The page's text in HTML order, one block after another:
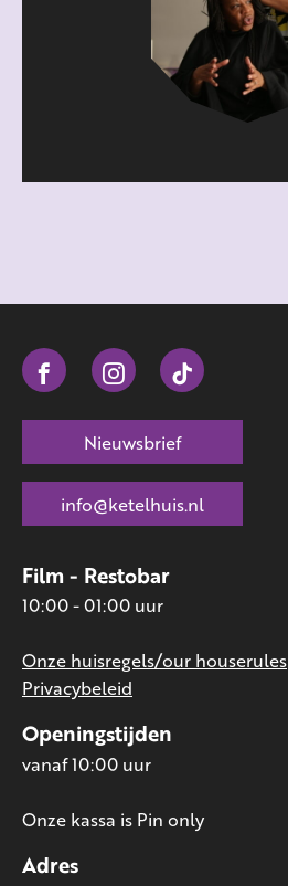
Adres
Openingstijden
vanaf 10:00 uur
Onze kassa is Pin only
Film - Restobar
10:00 - 01:00 uur
Onze huisregels/our houserules
Privacybeleid
Nieuwsbrief
info@ketelhuis.nl